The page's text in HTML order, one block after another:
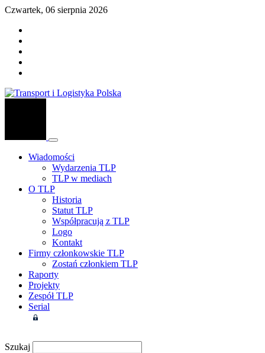
Czwartek, 06 sierpnia 2026
Wiadomości
Wydarzenia TLP
TLP w mediach
O TLP
Historia
Statut TLP
Współpracują z TLP
Logo
Kontakt
Firmy członkowskie TLP
Zostań członkiem TLP
Raporty
Projekty
Zespół TLP
Serial
Szukaj